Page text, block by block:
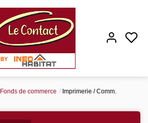
Fonds de commerce Imprimerie / Comm.